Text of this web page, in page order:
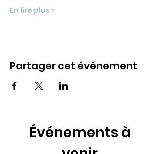
En lire plus >
Partager cet événement
Événements à